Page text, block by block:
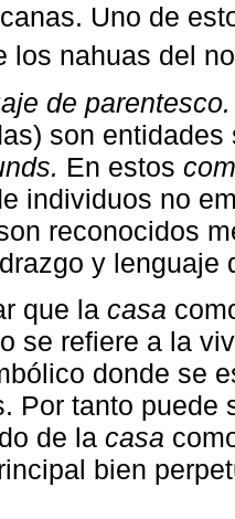
Uno de
los nahuas del
de parentesco.
son
En estos
individuos no
reconocidos
y lenguaje
que la casa
se refiere a la
donde se
Por tanto puede
de la casa
bien